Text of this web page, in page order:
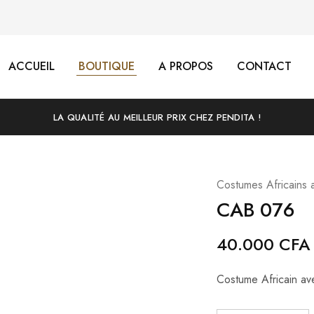
ACCUEIL BOUTIQUE A PROPOS CONTACT
LA QUALITÉ AU MEILLEUR PRIX CHEZ PENDITA !
Costumes Africains
CAB 076
40.000 CFA
Costume Africain